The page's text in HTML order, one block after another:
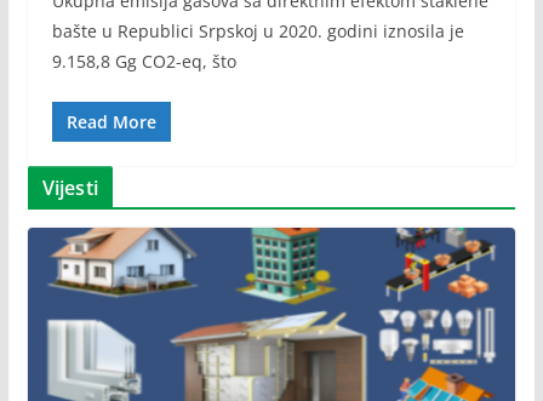
bašte u Republici Srpskoj u 2020. godini iznosila je
9.158,8 Gg CO2-eq, što
Read More
Vijesti